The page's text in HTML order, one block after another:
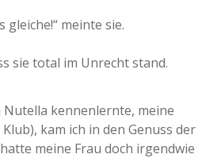
gleiche!“ meinte sie.
sie total im Unrecht stand.
kennenlernte, meine
kam ich in den Genuss der
meine Frau doch irgendwie